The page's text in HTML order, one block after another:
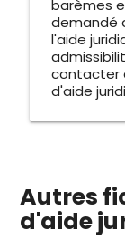
barèmes
demandé
l'aide
contacter
d'aide
Autres
d'aide